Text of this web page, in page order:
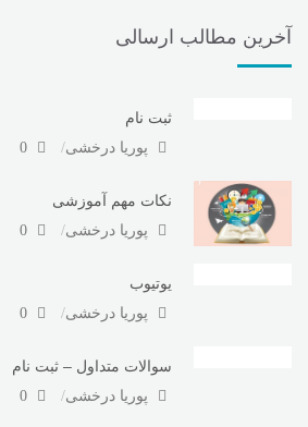
آخرین مطالب ارسالی
ثبت نام
پوریا درخشی
نکات مهم آموزشی
پوریا درخشی
یوتیوب
پوریا درخشی
سوالات متداول – ثبت نام
پوریا درخشی